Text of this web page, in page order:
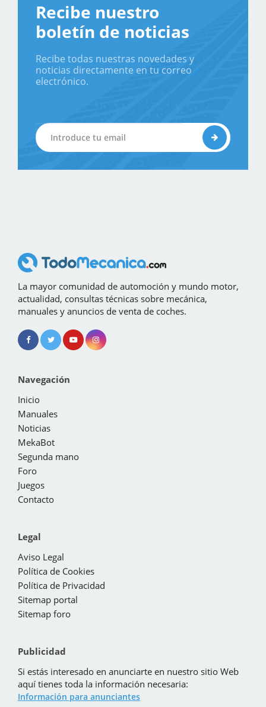
Recibe nuestro
boletín de noticias
Recibe todas nuestras novedades y
noticias directamente en tu correo
electrónico.
La mayor comunidad de automoción y mundo motor,
actualidad, consultas técnicas sobre mecánica,
manuales y anuncios de venta de coches.
Navegación
Inicio
Manuales
Noticias
MekaBot
Segunda mano
Foro
Juegos
Contacto
Legal
Aviso Legal
Política de Cookies
Política de Privacidad
Sitemap portal
Sitemap foro
Publicidad
Si estás interesado en anunciarte en nuestro sitio Web
aquí tienes toda la información necesaria:
Información para anunciantes